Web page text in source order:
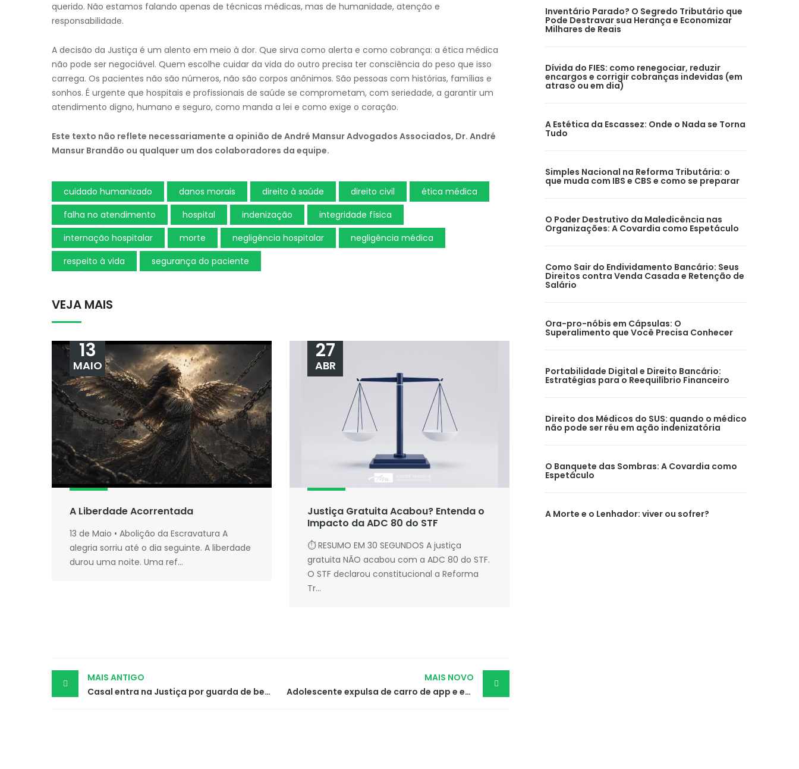
querido. Não estamos falando apenas de técnicas médicas, mas de humanidade, atenção e
responsabilidade.
A decisão da Justiça é um alento em meio à dor. Que sirva como alerta e como cobrança: a ética médica
não pode ser negociável. Quem escolhe cuidar da vida do outro precisa ter consciência do peso que isso
carrega. Os pacientes não são números, não são corpos anônimos. São pessoas com histórias, famílias e
sonhos. É urgente que hospitais e profissionais de saúde se comprometam, com seriedade, a garantir um
atendimento digno, humano e seguro, como manda a lei e como exige o coração.
Este texto não reflete necessariamente a opinião de André Mansur Advogados Associados, Dr. André
Mansur Brandão ou qualquer um dos colaboradores da equipe.
cuidado humanizado danos morais direito à saúde direito civil
ética médica
falha no atendimento
hospital indenização
integridade física
internação hospitalar
morte negligência hospitalar
negligência médica
respeito à vida
segurança do paciente
VEJA MAIS
A Liberdade Acorrentada
13
MAIO
13 de Maio • Abolição da Escravatura A
alegria sorriu até o dia seguinte. A liberdade
durou uma noite. Uma ref...
Justiça Gratuita Acabou? Entenda o
Impacto da ADC 80 do STF
27
ABR
⏱ RESUMO EM 30 SEGUNDOS A justiça
gratuita NÃO acabou com a ADC 80 do STF.
O STF declarou constitucional a Reforma
Tr...
Post
navigation
MAIS ANTIGO
Casal entra na Justiça por guarda de bebê reborn e disputa perfil lucrativo no Instagram
MAIS NOVO
Adolescente expulsa de carro de app e exposta nas redes será indenizada
Inventário Parado? O Segredo Tributário que
Pode Destravar sua Herança e Economizar
Milhares de Reais
Dívida do FIES: como renegociar, reduzir
encargos e corrigir cobranças indevidas (em
atraso ou em dia)
A Estética da Escassez: Onde o Nada se Torna
Tudo
Simples Nacional na Reforma Tributária: o
que muda com IBS e CBS e como se preparar
O Poder Destrutivo da Maledicência nas
Organizações: A Covardia como Espetáculo
Como Sair do Endividamento Bancário: Seus
Direitos contra Venda Casada e Retenção de
Salário
Ora-pro-nóbis em Cápsulas: O
Superalimento que Você Precisa Conhecer
Portabilidade Digital e Direito Bancário:
Estratégias para o Reequilíbrio Financeiro
Direito dos Médicos do SUS: quando o médico
não pode ser réu em ação indenizatória
O Banquete das Sombras: A Covardia como
Espetáculo
A Morte e o Lenhador: viver ou sofrer?